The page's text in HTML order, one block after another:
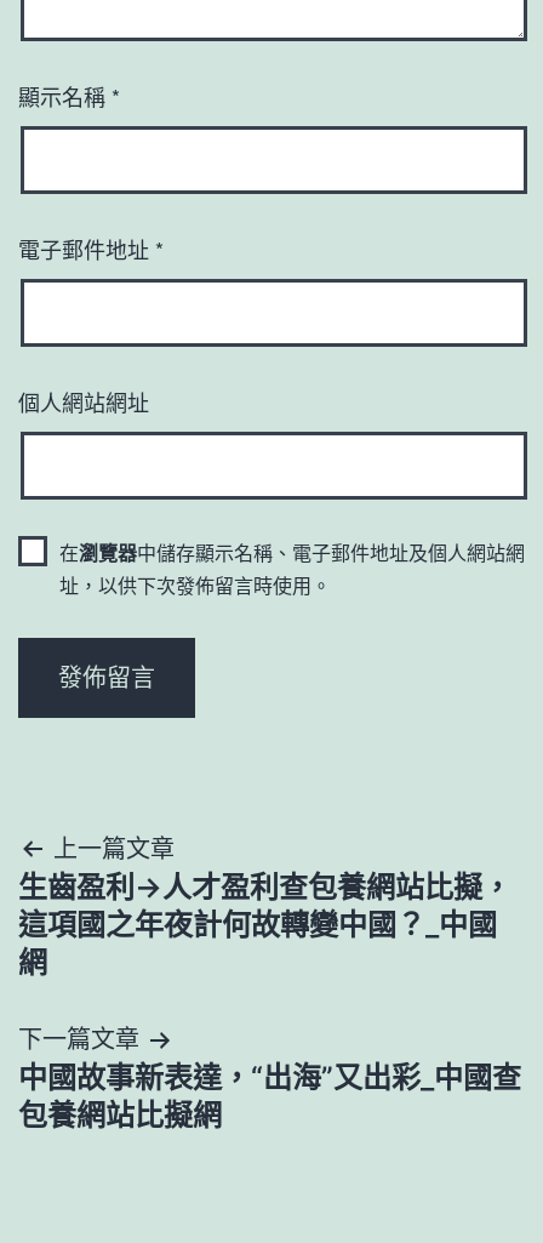
顯示名稱 *
電子郵件地址 *
個人網站網址
在瀏覽器中儲存顯示名稱、電子郵件地址及個人網站網
址，以供下次發佈留言時使用。
文
章
導
覽
上一篇文章
生齒盈利→人才盈利查包養網站比擬，
這項國之年夜計何故轉變中國？_中國
網
下一篇文章
中國故事新表達，“出海”又出彩_中國查
包養網站比擬網